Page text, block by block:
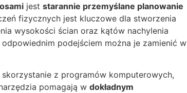
jest starannie przemyślane planowanie
fizycznych jest kluczowe dla stworzenia
wysokości ścian oraz kątów nachylenia
podejściem można je zamienić w
z programów komputerowych,
pomagają w dokładnym